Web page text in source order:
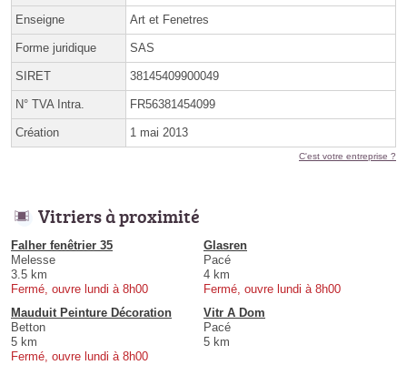
Enseigne Art et Fenetres
Forme juridique SAS
SIRET 38145409900049
N° TVA Intra. FR56381454099
Création 1 mai 2013
C'est votre entreprise ?
Vitriers à proximité
Falher fenêtrier 35
Melesse
3.5 km
Fermé, ouvre lundi à 8h00
Glasren
Pacé
4 km
Fermé, ouvre lundi à 8h00
Mauduit Peinture Décoration
Betton
5 km
Fermé, ouvre lundi à 8h00
Vitr A Dom
Pacé
5 km